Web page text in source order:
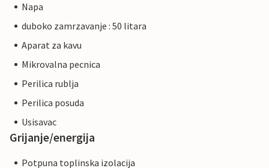
Napa
duboko zamrzavanje : 50 litara
Aparat za kavu
Mikrovalna pecnica
Perilica rublja
Perilica posuda
Usisavac
Grijanje/energija
Potpuna toplinska izolacija